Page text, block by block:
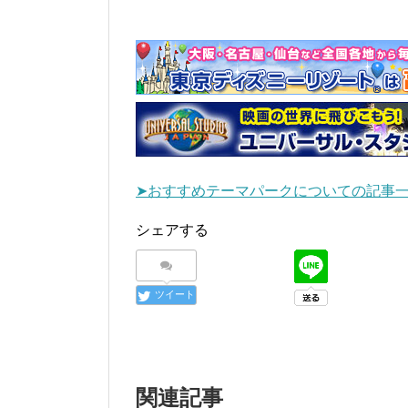
➤おすすめテーマパークについての記事
シェアする
ツイート
関連記事